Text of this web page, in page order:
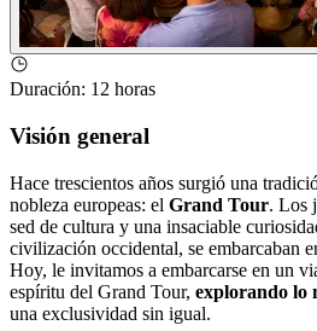
Duración: 12 horas
Visión general
Hace trescientos años surgió una
nobleza europeas: el Grand Tour. Los
sed de cultura y una insaciable
civilización occidental, se embarcaban
Hoy, le invitamos a embarcarse en un
espíritu del Grand Tour, explorando lo
una exclusividad sin igual.